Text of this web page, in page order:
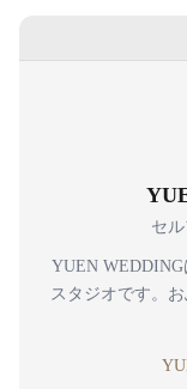
セ
YUEN
スタジオです。